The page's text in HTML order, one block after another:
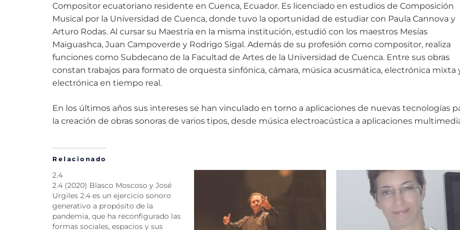
Compositor ecuatoriano residente en Cuenca, Ecuador. Es licenciado en estudios de Composición
Musical por la Universidad de Cuenca, donde tuvo la oportunidad de estudiar con Paula Cannova y
Arturo Rodas. Al cursar su Maestría en la misma institución, estudió con los maestros Mesías
Maiguashca, Juan Campoverde y Rodrigo Sigal. Además de su profesión como compositor, realiza
funciones como Subdecano de la Facultad de Artes de la Universidad de Cuenca. Entre sus obras
constan trabajos para formato de orquesta sinfónica, cámara, música acusmática, electrónica mixta
electrónica en tiempo real.
En los últimos años sus intereses se han vinculado en torno a aplicaciones de nuevas tecnologías
la creación de obras sonoras de varios tipos, desde música electroacústica a aplicaciones
Relacionado
2.4
2.4 (2020) Blasco Moscoso y José
Urgiles 2.4 es un ejercicio sonoro
generativo a propósito de la
pandemia, que ha reconfigurado las
formas sociales, espacios y sus